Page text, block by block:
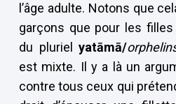
l’âge adulte. Notons que
garçons que pour les
du plurielyatāmā/
est mixte. Il y a là un
contre tous ceux qui